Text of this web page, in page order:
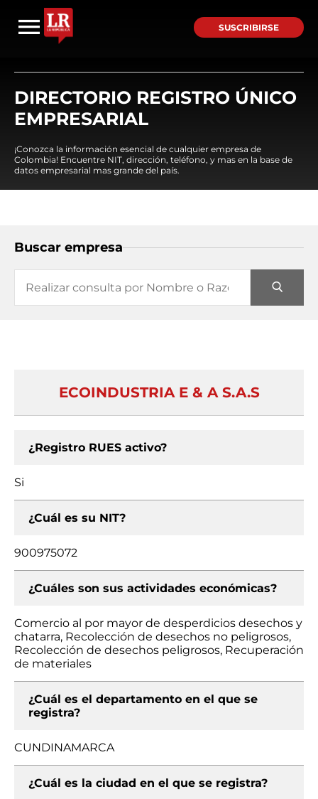
SUSCRIBIRSE
DIRECTORIO REGISTRO ÚNICO
EMPRESARIAL
¡Conozca la información esencial de cualquier empresa de
Colombia! Encuentre NIT, dirección, teléfono, y mas en la base de
datos empresarial mas grande del país.
Buscar empresa
ECOINDUSTRIA E & A S.A.S
¿Registro RUES activo?
Si
¿Cuál es su NIT?
900975072
¿Cuáles son sus actividades económicas?
Comercio al por mayor de desperdicios desechos y
chatarra, Recolección de desechos no peligrosos,
Recolección de desechos peligrosos, Recuperación
de materiales
¿Cuál es el departamento en el que se
registra?
CUNDINAMARCA
¿Cuál es la ciudad en el que se registra?